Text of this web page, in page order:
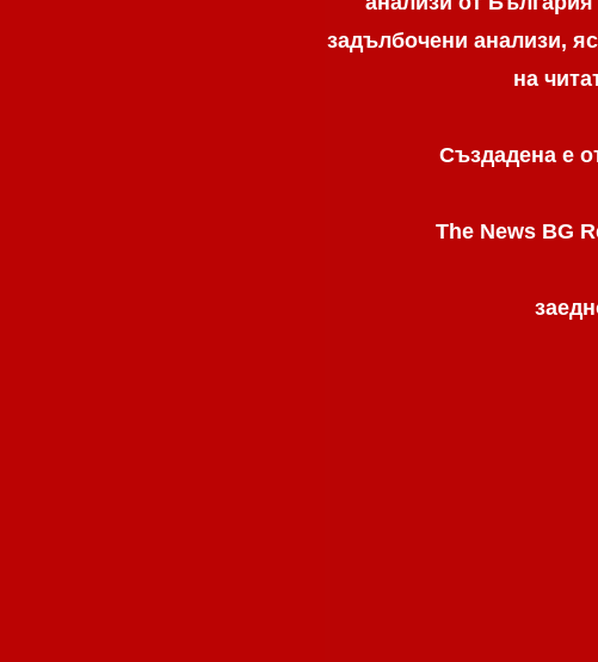
задълбочени анализи,
на
Създадена е
The News BG